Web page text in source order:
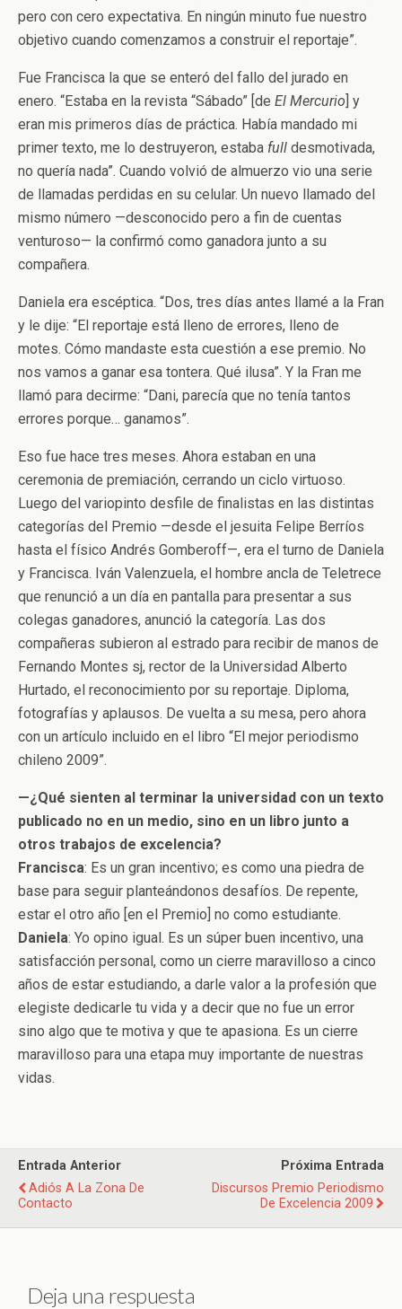
pero con cero expectativa. En ningún minuto fue nuestro
objetivo cuando comenzamos a construir el reportaje”.
Fue Francisca la que se enteró del fallo del jurado en
enero. “Estaba en la revista “Sábado” [de El Mercurio] y
eran mis primeros días de práctica. Había mandado mi
primer texto, me lo destruyeron, estaba full desmotivada,
no quería nada”. Cuando volvió de almuerzo vio una serie
de llamadas perdidas en su celular. Un nuevo llamado del
mismo número —desconocido pero a fin de cuentas
venturoso— la confirmó como ganadora junto a su
compañera.
Daniela era escéptica. “Dos, tres días antes llamé a la Fran
y le dije: “El reportaje está lleno de errores, lleno de
motes. Cómo mandaste esta cuestión a ese premio. No
nos vamos a ganar esa tontera. Qué ilusa”. Y la Fran me
llamó para decirme: “Dani, parecía que no tenía tantos
errores porque… ganamos”.
Eso fue hace tres meses. Ahora estaban en una
ceremonia de premiación, cerrando un ciclo virtuoso.
Luego del variopinto desfile de finalistas en las distintas
categorías del Premio —desde el jesuita Felipe Berríos
hasta el físico Andrés Gomberoff—, era el turno de Daniela
y Francisca. Iván Valenzuela, el hombre ancla de Teletrece
que renunció a un día en pantalla para presentar a sus
colegas ganadores, anunció la categoría. Las dos
compañeras subieron al estrado para recibir de manos de
Fernando Montes sj, rector de la Universidad Alberto
Hurtado, el reconocimiento por su reportaje. Diploma,
fotografías y aplausos. De vuelta a su mesa, pero ahora
con un artículo incluido en el libro “El mejor periodismo
chileno 2009”.
—¿Qué sienten al terminar la universidad con un texto
publicado no en un medio, sino en un libro junto a
otros trabajos de excelencia?
Francisca: Es un gran incentivo; es como una piedra de
base para seguir planteándonos desafíos. De repente,
estar el otro año [en el Premio] no como estudiante.
Daniela: Yo opino igual. Es un súper buen incentivo, una
satisfacción personal, como un cierre maravilloso a cinco
años de estar estudiando, a darle valor a la profesión que
elegiste dedicarle tu vida y a decir que no fue un error
sino algo que te motiva y que te apasiona. Es un cierre
maravilloso para una etapa muy importante de nuestras
vidas.
Entrada Anterior
Adiós A La Zona De
Contacto
Próxima Entrada
Discursos Premio Periodismo
De Excelencia 2009
Deja una respuesta